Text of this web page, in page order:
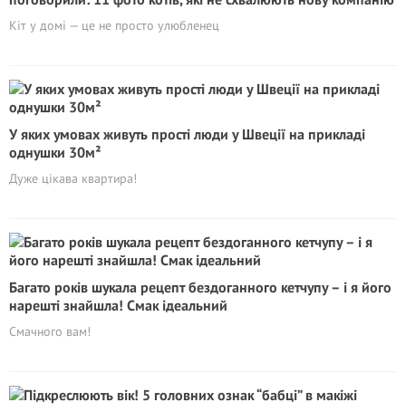
Кіт у домі — це не просто улюбленец
У яких умовах живуть прості люди у Швеції на прикладі
однушки 30м²
Дуже цікава квартира!
Багато років шукала рецепт бездоганного кетчупу – і я його
нарешті знайшла! Смак ідеальний
Смачного вам!